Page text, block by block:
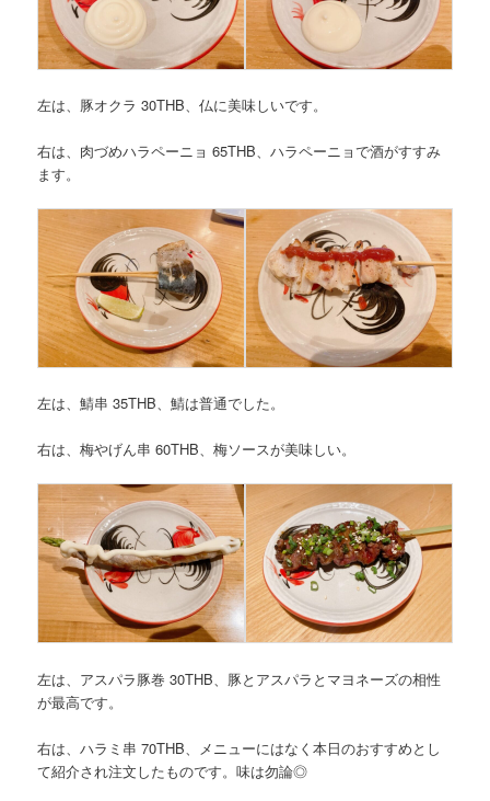
左は、豚オクラ 30THB、仏に美味しいです。
右は、肉づめハラペーニョ 65THB、ハラペーニョで酒がすすみ
ます。
左は、鯖串 35THB、鯖は普通でした。
右は、梅やげん串 60THB、梅ソースが美味しい。
左は、アスパラ豚巻 30THB、豚とアスパラとマヨネーズの相性
が最高です。
右は、ハラミ串 70THB、メニューにはなく本日のおすすめとし
て紹介され注文したものです。味は勿論◎